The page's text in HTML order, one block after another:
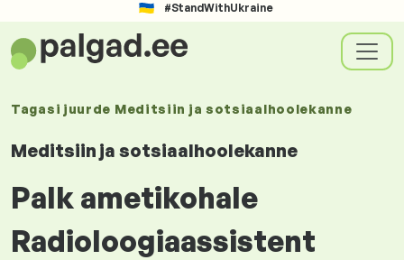
#StandWithUkraine
Tagasi juurde Meditsiin ja sotsiaalhoolekanne
Meditsiin ja sotsiaalhoolekanne
Palk ametikohale
Radioloogiaassistent